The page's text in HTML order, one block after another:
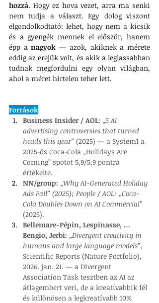
hozzá. Hogy ez hova vezet, arra ma senki
nem tudja a választ. Egy dolog viszont
elgondolkodtató: lehet, hogy nem a kicsik
és a gyengék mennek el először, hanem
épp a nagyok — azok, akiknek a mérete
eddig az erejük volt, és akik a leglassabban
tudnak megfordulni egy olyan világban,
ahol a méret hirtelen teher lett.
Források
Business Insider / AOL: „5 AI
advertising controversies that turned
heads this year” (2025) — a System1 a
2025-ös Coca-Cola „Holidays Are
Coming” spotot 5,9/5,9 pontra
értékelte.
NN/group: „Why AI-Generated Holiday
Ads Fail” (2025); People / AOL: „Coca-
Cola Doubles Down on AI Commercial”
(2025).
Bellemare-Pépin, Lespinasse, …
Bengio, Jerbi: „Divergent creativity in
humans and large language models”,
Scientific Reports (Nature Portfolio),
2026. jan. 21. — a Divergent
Association Task tesztben az AI az
átlagembert veri, de a kreatívabbik fél
és különösen a legkreatívabb 10%